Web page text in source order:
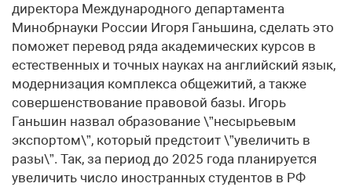
директора Международного департамента
Минобрнауки России Игоря Ганьшина, сделать это
поможет перевод ряда академических курсов в
естественных и точных науках на английский язык,
модернизация комплекса общежитий, а также
совершенствование правовой базы. Игорь
Ганьшин назвал образование \”несырьевым
экспортом\”, который предстоит \”увеличить в
разы\”. Так, за период до 2025 года планируется
увеличить число иностранных студентов в РФ